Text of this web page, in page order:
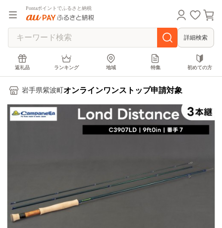
Pontaポイントでふるさと納税
詳細検索
返礼品 ランキング 地域 特集 初めての方
岩手県紫波町 オンラインワンストップ申請対象